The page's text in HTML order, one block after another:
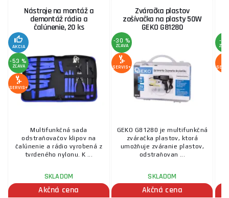
Nástroje na montáž a
demontáž rádia a
čalúnenie, 20 ks
AKCIA
-53 %
ZĽAVA
SERVIS+
Multifunkčná sada
odstraňovačov klipov na
čalúnenie a rádio vyrobená z
tvrdeného nylonu. K ...
SKLADOM
Akčná cena
Zváračka plastov
zošívačka na plasty 50W
GEKO G81280
-30 %
ZĽAVA
SERVIS+
GEKO G81280 je multifunkčná
zváračka plastov, ktorá
umožňuje zváranie plastov,
odstraňovan ...
SKLADOM
Akčná cena
-2